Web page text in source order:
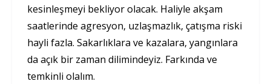
kesinleşmeyi bekliyor olacak. Haliyle akşam
saatlerinde agresyon, uzlaşmazlık, çatışma riski
hayli fazla. Sakarlıklara ve kazalara, yangınlara
da açık bir zaman dilimindeyiz. Farkında ve
temkinli olalım.